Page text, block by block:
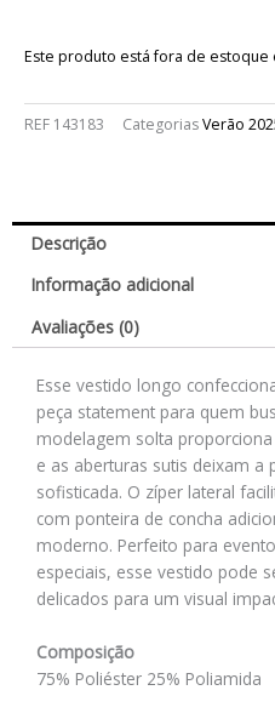
Este produto está fora de estoque
REF 143183 CategoriasVerão
Descrição
Informação adicional
Avaliações (0)
Esse vestido longo
peça statement para quem
modelagem solta
e as aberturas sutis deixam
sofisticada. O zíper lateral
com ponteira de concha
moderno. Perfeito para
especiais, esse vestido pode
delicados para um visual
Composição
75% Poliéster 25% Poliamida